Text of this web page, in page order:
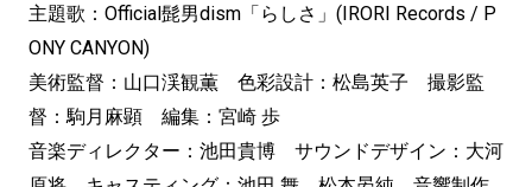
主題歌：Official髭男dism「らしさ」(IRORI Records / P
ONY CANYON)
美術監督：山口渓観薫 色彩設計：松島英子 撮影監
督：駒月麻顕 編集：宮崎 歩
音楽ディレクター：池田貴博 サウンドデザイン：大河